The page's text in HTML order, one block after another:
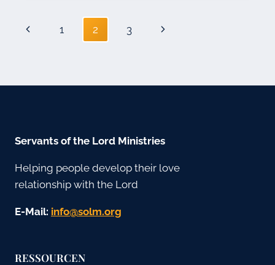
Seitennavigation
Vorherige
1 2 3
Nächste
Servants of the Lord Ministries
Helping people develop their love
relationship with the Lord
E-Mail: gro.mlos@ofni
RESSOURCEN